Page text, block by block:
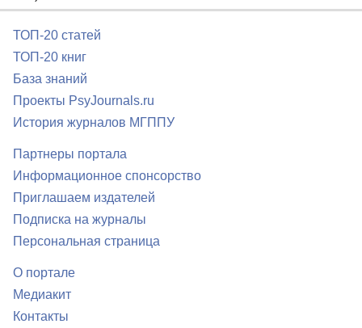
ТОП-20 статей
ТОП-20 книг
База знаний
Проекты PsyJournals.ru
История журналов МГППУ
Партнеры портала
Информационное спонсорство
Приглашаем издателей
Подписка на журналы
Персональная страница
О портале
Медиакит
Контакты